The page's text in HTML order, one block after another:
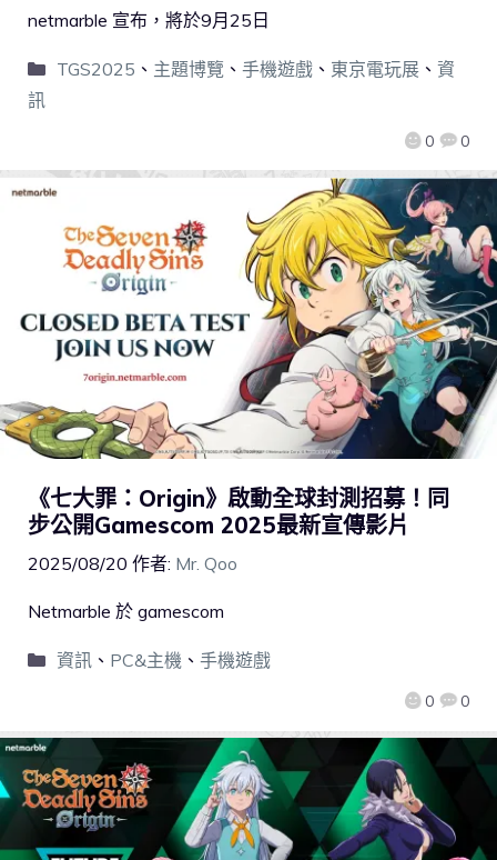
0 0
netmarble 宣布，將於9月25日
TGS2025 、 主題博覽 、 手機遊戲、 東京電玩展、 資
訊
《七大罪：Origin》啟動全球封測招募！同
步公開Gamescom 2025最新宣傳影片
2025/08/20 作者: Mr. Qoo
0 0
Netmarble 於 gamescom
資訊、 PC&主機 、 手機遊戲